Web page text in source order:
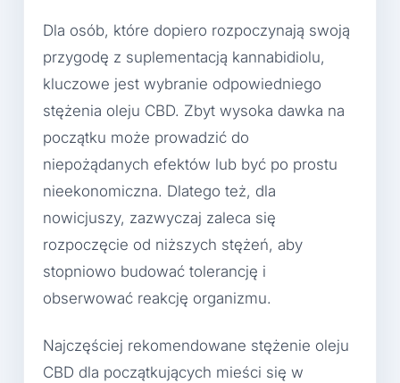
Dla osób, które dopiero rozpoczynają swoją
przygodę z suplementacją kannabidiolu,
kluczowe jest wybranie odpowiedniego
stężenia oleju CBD. Zbyt wysoka dawka na
początku może prowadzić do
niepożądanych efektów lub być po prostu
nieekonomiczna. Dlatego też, dla
nowicjuszy, zazwyczaj zaleca się
rozpoczęcie od niższych stężeń, aby
stopniowo budować tolerancję i
obserwować reakcję organizmu.
Najczęściej rekomendowane stężenie oleju
CBD dla początkujących mieści się w